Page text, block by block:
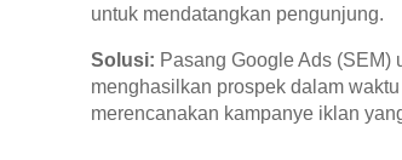
untuk mendatangkan pengunjung.
Solusi: Pasang Google Ads (SEM)
menghasilkan prospek dalam
merencanakan kampanye iklan